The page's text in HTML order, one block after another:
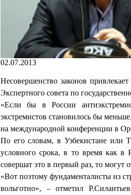
02.07.2013
Несовершенство законов
Экспертного совета по
«Если бы в России
экстремистов становилось бы
на международной конференции в
По его словам, в Узбекистане или
условного срока, в то время как
совершат это в первый раз, то могут
«Вот поэтому фундаменталисты из
вольготно», – отметил